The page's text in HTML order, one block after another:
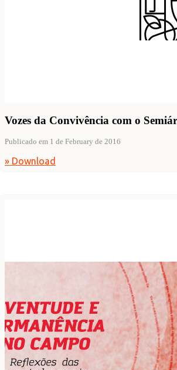
Vozes da Convivência com o
Publicado em 1 de February de 2016
» Download